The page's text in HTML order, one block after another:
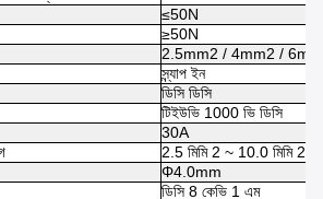
≤50N
≥50N
2.5mm2 / 4mm2 /
স্ন্যাপ ইন
ডিসি ডিসি
টিইউভি 1000 ভি ডিসি
30A
2.5 মিমি 2 ~ 10.0 মিমি 2
Φ4.0mm
ডিসি 8 কেভি 1 এম